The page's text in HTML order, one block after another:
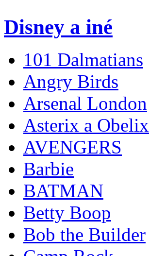
Disney a iné
101 Dalmatians
Angry Birds
Arsenal London
Asterix a Obelix
AVENGERS
Barbie
BATMAN
Betty Boop
Bob the Builder